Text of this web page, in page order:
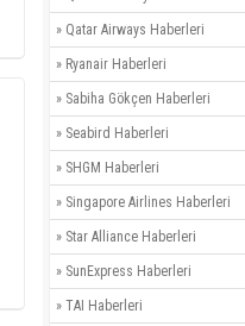
» Qatar Airways Haberleri
» Ryanair Haberleri
» Sabiha Gökçen Haberleri
» Seabird Haberleri
» SHGM Haberleri
» Singapore Airlines Haberleri
» Star Alliance Haberleri
» SunExpress Haberleri
» TAI Haberleri